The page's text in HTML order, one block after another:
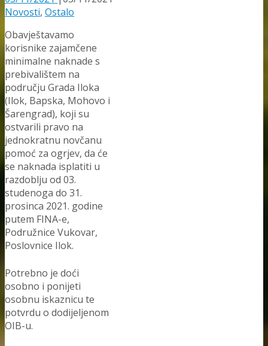
Novosti, Ostalo
Obavještavamo
korisnike zajamčene
minimalne naknade s
prebivalištem na
području Grada Iloka
(Ilok, Bapska, Mohovo i
Šarengrad), koji su
ostvarili pravo na
jednokratnu novčanu
pomoć za ogrjev, da će
se naknada isplatiti u
razdoblju od 03.
studenoga do 31.
prosinca 2021. godine
putem FINA-e,
Podružnice Vukovar,
Poslovnice Ilok.
Potrebno je doći
osobno i ponijeti
osobnu iskaznicu te
potvrdu o dodijeljenom
OIB-u.